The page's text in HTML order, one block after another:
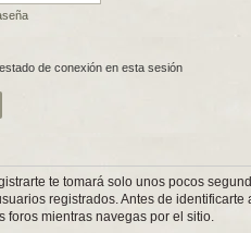
de conexión en esta sesión
te tomará solo unos pocos
registrados. Antes de
foros mientras navegas por el sitio.